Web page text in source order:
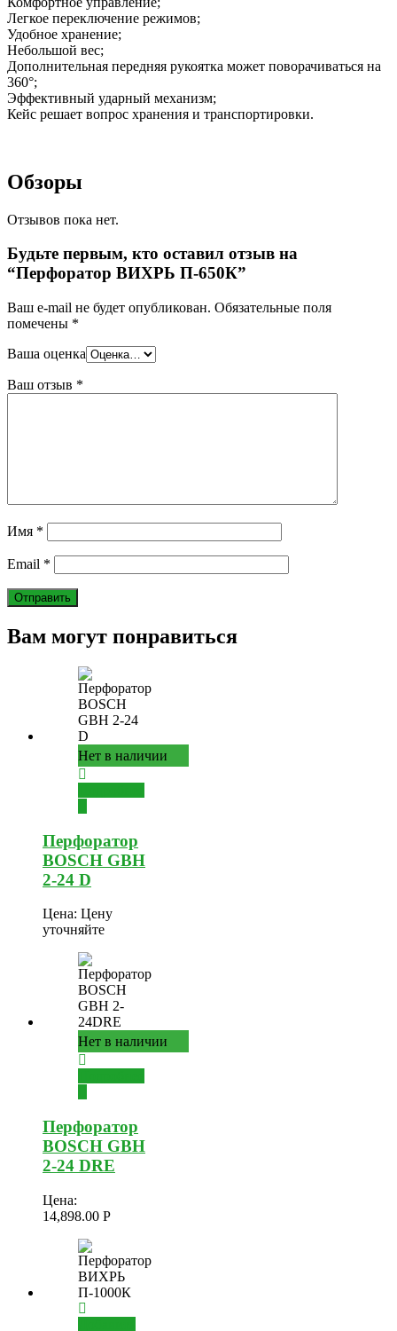
Легкое переключение режимов;
Удобное хранение;
Небольшой вес;
Дополнительная передняя рукоятка может поворачиваться на
360°;
Эффективный ударный механизм;
Кейс решает вопрос хранения и транспортировки.
Обзоры
Отзывов пока нет.
Будьте первым, кто оставил отзыв на
“Перфоратор ВИХРЬ П-650К”
Ваш e-mail не будет опубликован. Обязательные поля
помечены *
Ваша оценка
Ваш отзыв *
Имя *
Email *
Вам могут понравиться
Нет в наличии
Перфоратор
BOSCH GBH
2-24 D
Цена: Цену
уточняйте
Нет в наличии
Перфоратор
BOSCH GBH
2-24 DRE
Цена:
14,898.00 Р